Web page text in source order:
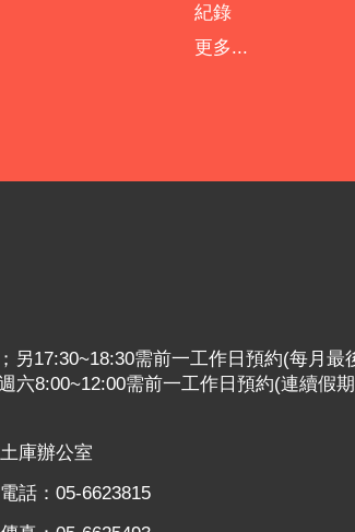
紀錄
更多...
另17:30~18:30需前一工作日預約(每月
8:00~12:00需前一工作日預約(連續假
土庫辦公室
電話：05-6623815